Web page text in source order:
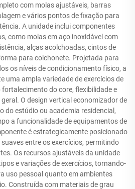
com molas ajustáveis, barras
e vários pontos de fixação para
A unidade inclui componentes
como molas em aço inoxidável com
alças acolchoadas, cintos de
para colchonete. Projetada para
os níveis de condicionamento físico, a
uma ampla variedade de exercícios de
do core, flexibilidade e
O design vertical economizador de
do estúdio ou academia residencial,
a funcionalidade de equipamentos de
é estrategicamente posicionado
entre os exercícios, permitindo
Os recursos ajustáveis da unidade
e variações de exercícios, tornando-
uso pessoal quanto em ambientes
Construída com materiais de grau